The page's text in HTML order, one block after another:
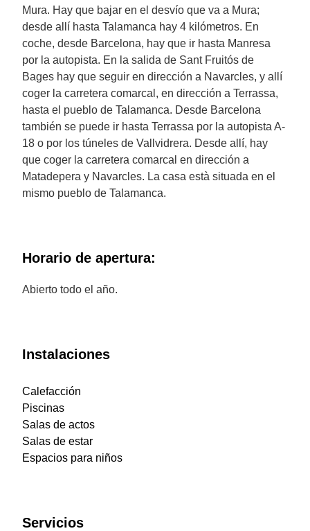
Mura. Hay que bajar en el desvío que va a Mura;
desde allí hasta Talamanca hay 4 kilómetros. En
coche, desde Barcelona, hay que ir hasta Manresa
por la autopista. En la salida de Sant Fruitós de
Bages hay que seguir en dirección a Navarcles, y allí
coger la carretera comarcal, en dirección a Terrassa,
hasta el pueblo de Talamanca. Desde Barcelona
también se puede ir hasta Terrassa por la autopista A-
18 o por los túneles de Vallvidrera. Desde allí, hay
que coger la carretera comarcal en dirección a
Matadepera y Navarcles. La casa està situada en el
mismo pueblo de Talamanca.
Horario de apertura:
Abierto todo el año.
Instalaciones
Calefacción
Piscinas
Salas de actos
Salas de estar
Espacios para niños
Servicios